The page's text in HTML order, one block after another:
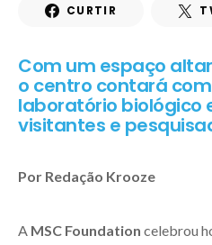
CURTIR
Com um espaço
o centro contará
laboratório biológico
visitantes e
Por Redação Krooze
A MSC Foundation celebrou